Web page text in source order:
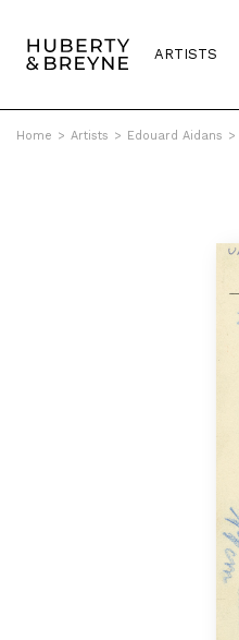
ARTISTS
Home > Artists > Edouard Aidans >